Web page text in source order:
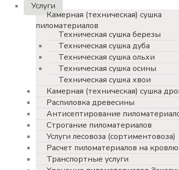
Услуги
Камерная (техническая) сушка
пиломатериалов
Техническая сушка березы
Техническая сушка дуба
Техническая сушка ольхи
Техническая сушка осины
Техническая сушка хвои
Камерная (техническая) сушка
Распиловка древесины
Антисептирование
Строгание пиломатериалов
Услуги лесовоза (сортиментовоза)
Расчет пиломатериалов на кровлю
Транспортные услуги